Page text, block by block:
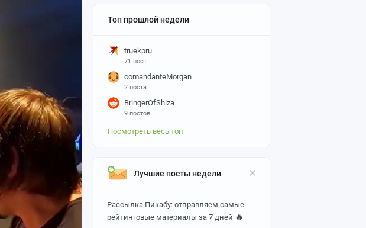
Топ прошлой недели
truekpru
71 пост
comandanteMorgan
2 поста
BringerOfShiza
9 постов
Посмотреть весь топ
Лучшие посты недели
Рассылка Пикабу: отправляем самые
рейтинговые материалы за 7 дней 🔥